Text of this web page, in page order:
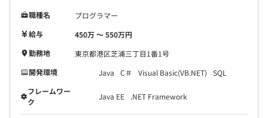
職種名
プログラマー
給与
450万 〜 550万円
勤務地
東京都港区芝浦三丁目1番1号
開発環境
Java C＃ Visual Basic(VB.NET)
SQL
フレームワー
ク
Java EE .NET Framework